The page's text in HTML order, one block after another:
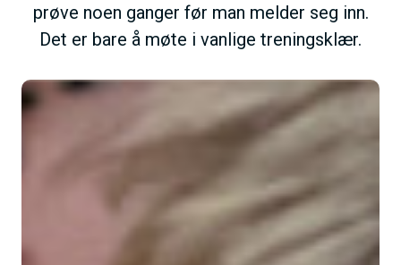
prøve noen ganger før man melder seg inn.
Det er bare å møte i vanlige treningsklær.